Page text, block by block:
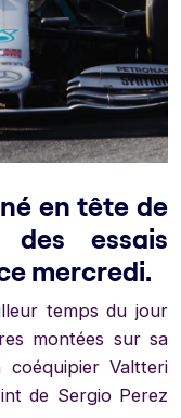
en tête de
essais
mercredi.
temps du jour
montées sur sa
coéquipier Valtteri
de Sergio Perez